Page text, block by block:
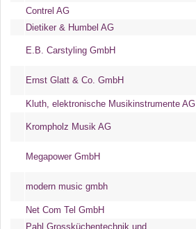
Contrel AG
Dietiker & Humbel AG
E.B. Carstyling GmbH
Ernst Glatt & Co. GmbH
Kluth, elektronische Musikinstrumente AG
Krompholz Musik AG
Megapower GmbH
modern music gmbh
Net Com Tel GmbH
Pahl Grossküchentechnik und